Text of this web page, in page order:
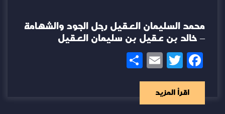
محمد السليمان العقيل رجل الجود والشهامة
– خالد بن عقيل بن سليمان العقيل
Facebook
Twitter
Email
اقرأ المزيد